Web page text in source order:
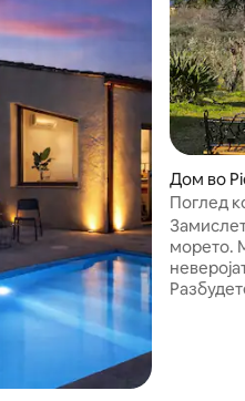
Дом во
Поглед
здивот
морето.